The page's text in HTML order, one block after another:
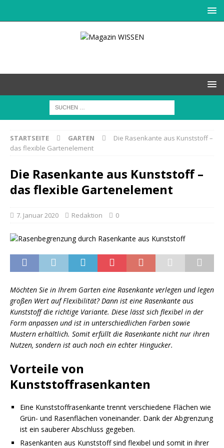
STARTSEITE GARTEN
Die Rasenkante aus Kunststoff –
das flexible Gartenelement
Die Rasenkante aus Kunststoff –
das flexible Gartenelement
7. Januar 2020 Redaktion 0
Möchten Sie in Ihrem Garten eine Rasenkante verlegen und legen
großen Wert auf Flexibilität? Dann ist eine Rasenkante aus
Kunststoff die richtige Variante. Diese lässt sich flexibel in der
Form anpassen und ist in unterschiedlichen Farben sowie
Mustern erhältlich. Somit erfüllt die Rasenkante nicht nur ihren
Nutzen, sondern ist auch noch ein echter Hingucker.
Vorteile von
Kunststoffrasenkanten
Eine Kunststoffrasenkante trennt verschiedene Flächen wie
Grün- und Rasenflächen voneinander. Dank der Abgrenzung
ist ein sauberer Abschluss gegeben.
Rasenkanten aus Kunststoff sind flexibel und somit in ihrer